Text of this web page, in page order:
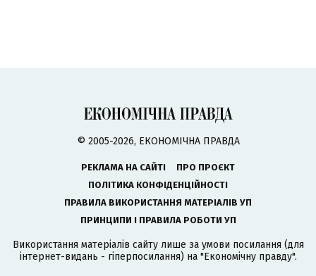
© 2005-2026, ЕКОНОМІЧНА ПРАВДА
РЕКЛАМА НА САЙТІ
ПРО ПРОЄКТ
ПОЛІТИКА КОНФІДЕНЦІЙНОСТІ
ПРАВИЛА ВИКОРИСТАННЯ МАТЕРІАЛІВ УП
ПРИНЦИПИ І ПРАВИЛА РОБОТИ УП
Використання матеріалів сайту лише за умови посилання (для
інтернет-видань - гіперпосилання) на "Економічну правду".